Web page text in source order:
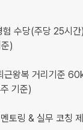
험 수당(주당 25시
)​
근왕복​ 거리기준
기준)​
토링 & 실무 코칭